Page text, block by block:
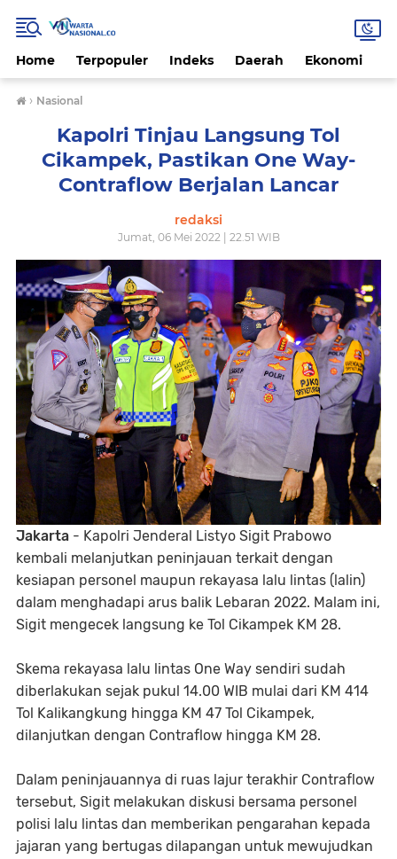
Home Terpopuler Indeks Daerah Ekonomi
› Nasional
Kapolri Tinjau Langsung Tol
Cikampek, Pastikan One Way-
Contraflow Berjalan Lancar
redaksi
Jumat, 06 Mei 2022 | 22.51 WIB
Jakarta - Kapolri Jenderal Listyo Sigit Prabowo
kembali melanjutkan peninjauan terkait dengan
kesiapan personel maupun rekayasa lalu lintas (lalin)
dalam menghadapi arus balik Lebaran 2022. Malam ini,
Sigit mengecek langsung ke Tol Cikampek KM 28.
Skema rekayasa lalu lintas One Way sendiri sudah
diberlakukan sejak pukul 14.00 WIB mulai dari KM 414
Tol Kalikangkung hingga KM 47 Tol Cikampek,
dilanjutkan dengan Contraflow hingga KM 28.
Dalam peninjauannya di ruas lajur terakhir Contraflow
tersebut, Sigit melakukan diskusi bersama personel
polisi lalu lintas dan memberikan pengarahan kepada
jajaran yang bertugas dilapangan untuk mewujudkan